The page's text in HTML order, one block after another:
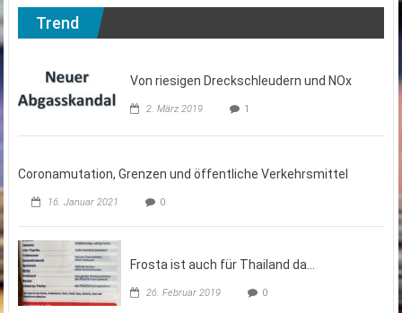
Trend
Von riesigen Dreckschleudern und NOx
2. März 2019 1
Coronamutation, Grenzen und öffentliche Verkehrsmittel
16. Januar 2021 0
Frosta ist auch für Thailand da…
26. Februar 2019 0